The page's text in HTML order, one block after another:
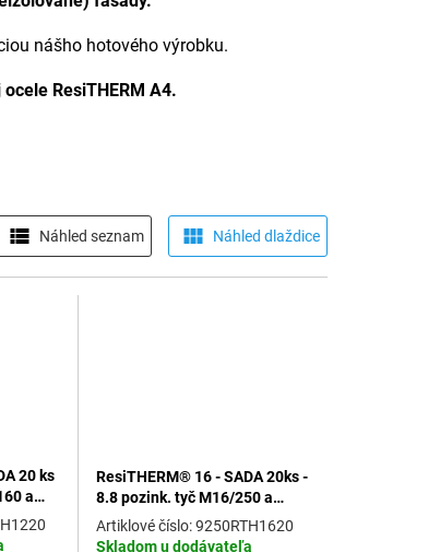
nášho hotového výrobku.
ResiTHERM A4.
Náhled seznam Náhled dlaždice
20 ks
a
A4
ResiTHERM® 16 - SADA 20ks -
8.8 pozink. tyč M16/250 a
spojovací závit M12x70 A4
Skladom u dodávateľa
9250RTH1620